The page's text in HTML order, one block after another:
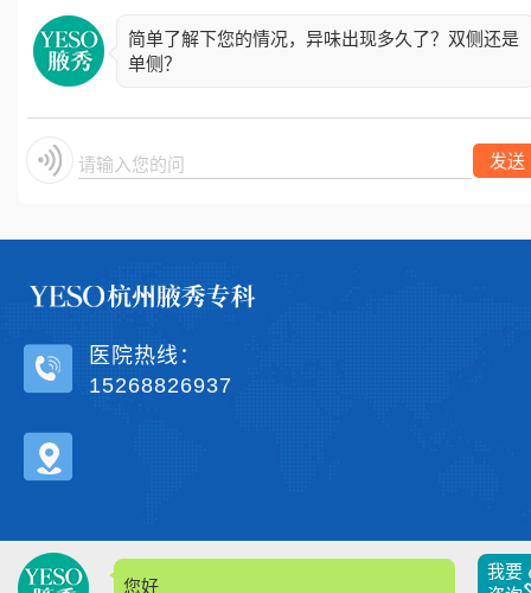
简单了解下您的情况，异味出现多久了？双侧还是
单侧？
请输入您的问题 发送
您好，
我要
医院热线：
15268826937